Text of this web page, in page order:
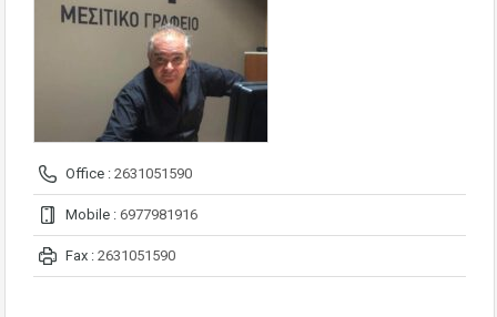
Office : 2631051590
Mobile : 6977981916
Fax : 2631051590